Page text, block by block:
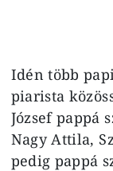
Idén több
piarista
József pappá
Nagy Attila,
pedig pappá